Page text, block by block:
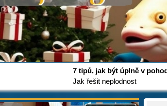
7 tipů, jak být úplně v
Jak řešit neplodnost